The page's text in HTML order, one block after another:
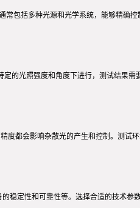
包括多种光源和光学系统，能够精确控
的光照强度和角度下进行，测试结果需
度都会影响杂散光的产生和控制。测试
稳定性和可靠性等。选择合适的技术参